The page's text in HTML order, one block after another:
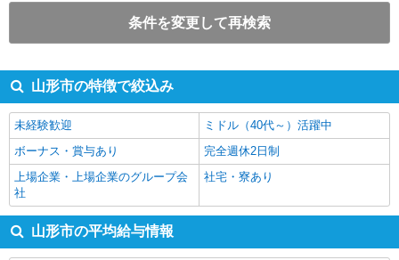
条件を変更して再検索
山形市の特徴で絞込み
未経験歓迎
ミドル（40代～）活躍中
ボーナス・賞与あり
完全週休2日制
上場企業・上場企業のグループ会
社
社宅・寮あり
山形市の平均給与情報